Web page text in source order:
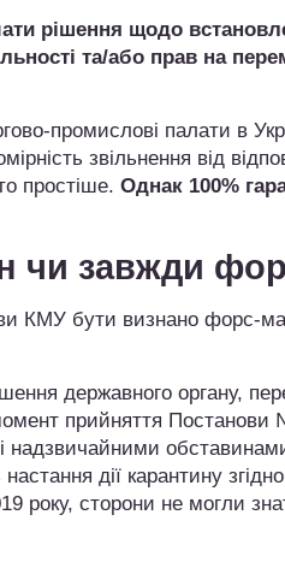
рішення щодо
та/або прав на
промислові палати в
звільнення від
простіше. Однак 100%
чи завжди
КМУ бути визнано форс-
державного органу,
прийняття Постанови
надзвичайними
дії карантину
року, сторони не могли